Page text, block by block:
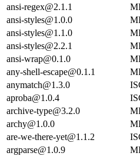
ansi-regex@2.1.1
ansi-styles@1.0.0
ansi-styles@1.1.0
ansi-styles@2.2.1
ansi-wrap@0.1.0
any-shell-escape@0.1.1
anymatch@1.3.0
aproba@1.0.4
archive-type@3.2.0
archy@1.0.0
are-we-there-yet@1.1.2
argparse@1.0.9